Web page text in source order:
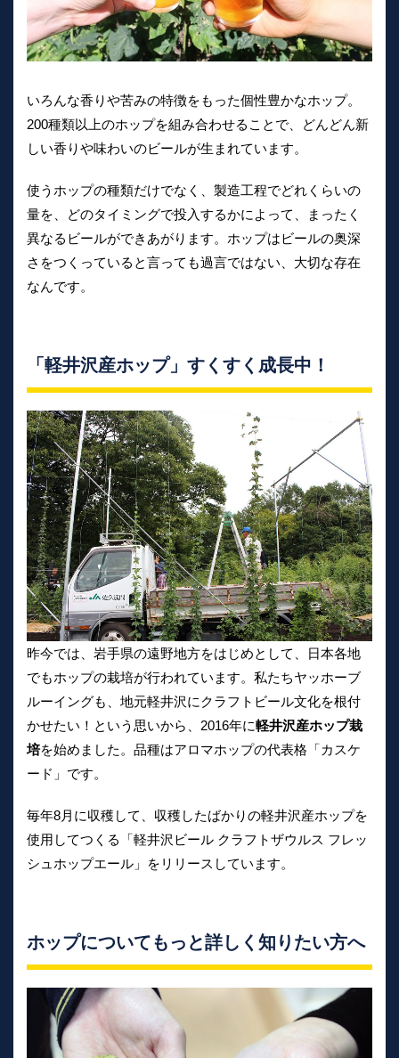
いろんな香りや苦みの特徴をもった個性豊かなホップ。
200種類以上のホップを組み合わせることで、どんどん新
しい香りや味わいのビールが生まれています。
使うホップの種類だけでなく、製造工程でどれくらいの
量を、どのタイミングで投入するかによって、まったく
異なるビールができあがります。ホップはビールの奥深
さをつくっていると言っても過言ではない、大切な存在
なんです。
「軽井沢産ホップ」すくすく成長中！
昨今では、岩手県の遠野地方をはじめとして、日本各地
でもホップの栽培が行われています。私たちヤッホーブ
ルーイングも、地元軽井沢にクラフトビール文化を根付
かせたい！という思いから、2016年に軽井沢産ホップ栽
培を始めました。品種はアロマホップの代表格「カスケ
ード」です。
毎年8月に収穫して、収穫したばかりの軽井沢産ホップを
使用してつくる「軽井沢ビール クラフトザウルス フレッ
シュホップエール」をリリースしています。
ホップについてもっと詳しく知りたい方へ